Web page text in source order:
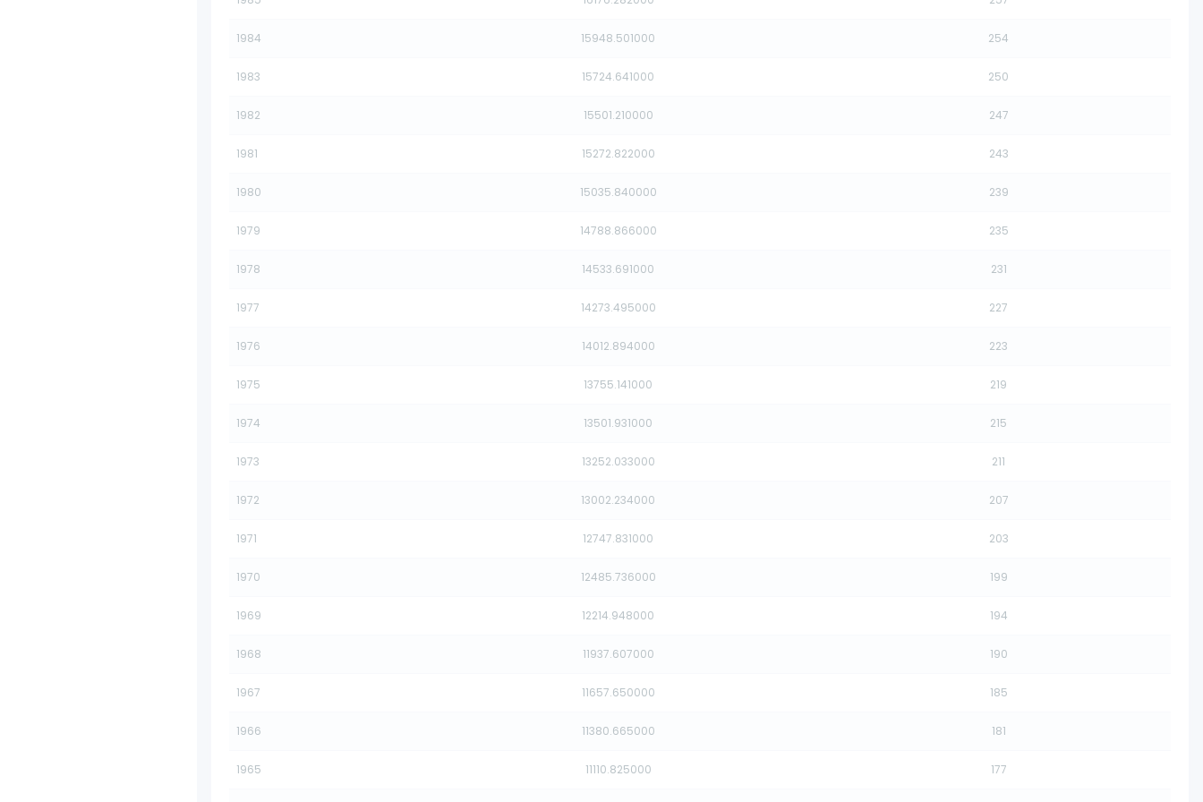
1984 15948.501000 254
1983 15724.641000 250
1982 15501.210000 247
1981 15272.822000 243
1980 15035.840000 239
1979 14788.866000 235
1978 14533.691000 231
1977 14273.495000 227
1976 14012.894000 223
1975 13755.141000 219
1974 13501.931000 215
1973 13252.033000 211
1972 13002.234000 207
1971 12747.831000 203
1970 12485.736000 199
1969 12214.948000 194
1968 11937.607000 190
1967 11657.650000 185
1966 11380.665000 181
1965 11110.825000 177